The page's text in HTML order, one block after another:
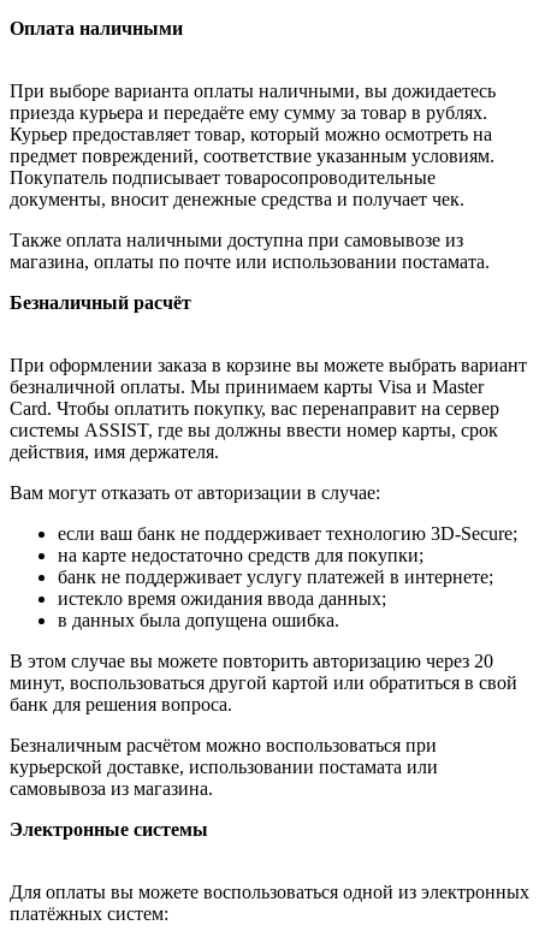
Оплата наличными
При выборе варианта оплаты наличными, вы дожидаетесь
приезда курьера и передаёте ему сумму за товар в рублях.
Курьер предоставляет товар, который можно осмотреть на
предмет повреждений, соответствие указанным условиям.
Покупатель подписывает товаросопроводительные
документы, вносит денежные средства и получает чек.
Также оплата наличными доступна при самовывозе из
магазина, оплаты по почте или использовании постамата.
Безналичный расчёт
При оформлении заказа в корзине вы можете выбрать вариант
безналичной оплаты. Мы принимаем карты Visa и Master
Card. Чтобы оплатить покупку, вас перенаправит на сервер
системы ASSIST, где вы должны ввести номер карты, срок
действия, имя держателя.
Вам могут отказать от авторизации в случае:
если ваш банк не поддерживает технологию 3D-Secure;
на карте недостаточно средств для покупки;
банк не поддерживает услугу платежей в интернете;
истекло время ожидания ввода данных;
в данных была допущена ошибка.
В этом случае вы можете повторить авторизацию через 20
минут, воспользоваться другой картой или обратиться в свой
банк для решения вопроса.
Безналичным расчётом можно воспользоваться при
курьерской доставке, использовании постамата или
самовывоза из магазина.
Электронные системы
Для оплаты вы можете воспользоваться одной из электронных
платёжных систем: